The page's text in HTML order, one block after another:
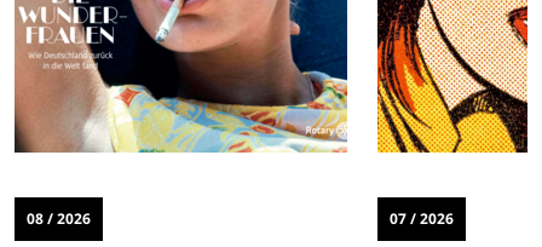
08 / 2026 07 / 2026